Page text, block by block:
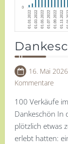
16. Mai 2026
Kommentare
100 Verkäufe
Dankeschön In
plötzlich etwas
erlebt hatten: